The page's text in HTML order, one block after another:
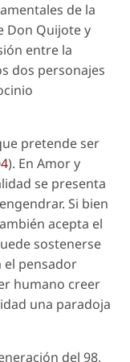
de la
Don Quijote y
entre la
dos personajes
pretende ser
). En Amor y
se presenta
Si bien
acepta el
sostenerse
el pensador
humano creer
una paradoja
del 98,